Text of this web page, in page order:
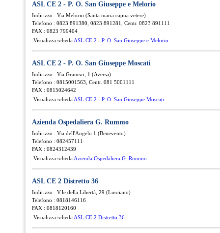
ASL CE 2 - P. O. San Giuseppe e Melorio
Indirizzo : Via Melorio (Santa maria capua vetere)
Telefono : 0823 891380, 0823 891281, Centr. 0823 891111
FAX : 0823 799404
Visualizza scheda ASL CE 2 - P. O. San Giuseppe e Melorio
ASL CE 2 - P. O. San Giuseppe Moscati
Indirizzo : Via Gramsci, 1 (Aversa)
Telefono : 0815001563, Centr. 081 5001111
FAX : 0815024642
Visualizza scheda ASL CE 2 - P. O. San Giuseppe Moscati
Azienda Ospedaliera G. Rummo
Indirizzo : Via dell'Angelo 1 (Benevento)
Telefono : 082457111
FAX : 0824312439
Visualizza scheda Azienda Ospedaliera G. Rummo
ASL CE 2 Distretto 36
Indirizzo : V.le della Libertà, 29 (Lusciano)
Telefono : 0818146116
FAX : 0818120160
Visualizza scheda ASL CE 2 Distretto 36